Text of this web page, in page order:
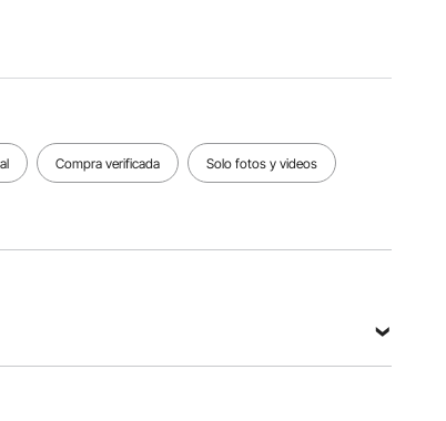
Ver todas las especificaciones
Compra verificada Solo fotos y videos